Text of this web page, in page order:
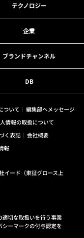
テクノロジー
企業
ブランドチャンネル
DB
ついて
編集部へメッセージ
情報の取扱について
く表記
会社概要
報
イード（東証グロース上
切な取扱いを行う事業
ーマークの付与認定を